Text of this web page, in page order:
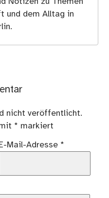
und dem Alltag in
nicht veröffentlicht.
* markiert
E-Mail-Adresse *